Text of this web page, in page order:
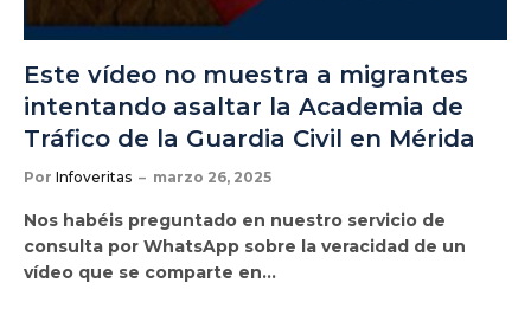
Este vídeo no muestra a migrantes
intentando asaltar la Academia de
Tráfico de la Guardia Civil en Mérida
Por Infoveritas marzo 26, 2025
Nos habéis preguntado en nuestro servicio de
consulta por WhatsApp sobre la veracidad de un
vídeo que se comparte en…